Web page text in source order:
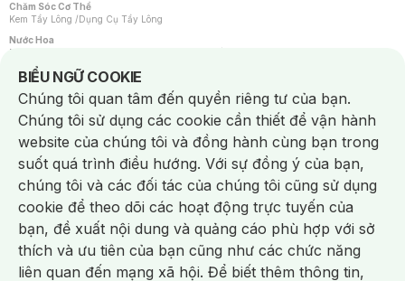
Chăm Sóc Cơ Thể
Kem Tẩy Lông /Dụng Cụ Tẩy Lông
Nước Hoa
Nước Hoa Nữ
Chăm Sóc Cá Nhân
Chống Muỗi /Khẩu Trang /Máy Massage/Mặt Nạ Xông Hơi /Nước Rửa Tay/
Sản Phẩm Chăm Sóc Khác /Bàn Chải Đánh Răng /Bàn Chải Điện/
Hỗ Trợ Trắng Răng/Kem Đánh Răng /Máy Tăm Nước/ Nước Súc Miệng/
Tăm / Chỉ Nha Khoa/ Xịt Thơm Miệng / Dung Dịch Vệ Sinh/Dưỡng Vùng Kín/
Khăn Ướt Vệ Sinh Vùng Kín/Băng Vệ Sinh/Tampon/Bọt Cạo Râu /Dao Cạo Râu/
Máy Cạo Râu
Vấn Đề Về Da
Da Dầu / Lỗ Chân Lông To/ Da Khô / Mất Nước/ Da Lão Hóa/ Da Mụn/
Da Nhạy Cảm / Kích Ứng
Da Xỉn Màu Thâm / Nám / Tàn Nhang
Quầng Thâm & Bọng Mắt /Sẹo /Viêm Da Cơ Địa
Dụng Cụ / Phụ Kiện Chăm Sóc Da
Bông Tẩy Trang
Khăn Lau Mặt Khô Dụng Cụ / Máy Rửa Mặt Máy Chăm Sóc Da
Dụng Cụ Chăm Sóc Khác
BIỂU NGỮ COOKIE
Notice about cookies usage
Chúng tôi quan tâm đến quyền riêng tư của bạn.
Chúng tôi sử dụng các cookie cần thiết để vận hành
website của chúng tôi và đồng hành cùng bạn trong
suốt quá trình điều hướng. Với sự đồng ý của bạn,
chúng tôi và các đối tác của chúng tôi cũng sử dụng
cookie để theo dõi các hoạt động trực tuyến của
bạn, đề xuất nội dung và quảng cáo phù hợp với sở
thích và ưu tiên của bạn cũng như các chức năng
liên quan đến mạng xã hội. Để biết thêm thông tin,